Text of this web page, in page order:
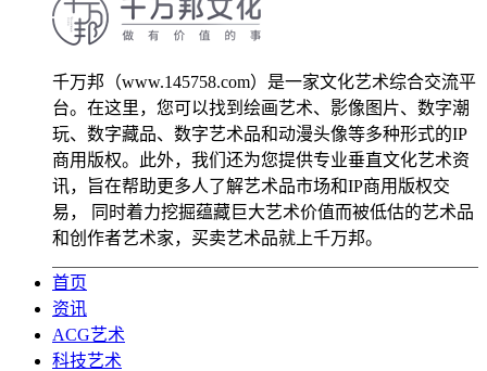
千万邦（www.145758.com）是一家文化艺术综合交流平
台。在这里，您可以找到绘画艺术、影像图片、数字潮
玩、数字藏品、数字艺术品和动漫头像等多种形式的IP
商用版权。此外，我们还为您提供专业垂直文化艺术资
讯，旨在帮助更多人了解艺术品市场和IP商用版权交
易， 同时着力挖掘蕴藏巨大艺术价值而被低估的艺术品
和创作者艺术家，买卖艺术品就上千万邦。
首页
资讯
ACG艺术
科技艺术